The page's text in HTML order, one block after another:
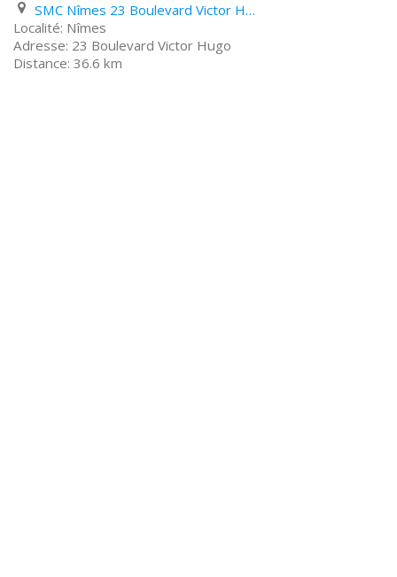
SMC Nîmes 23 Boulevard Victor Hugo
Nîmes
23 Boulevard Victor Hugo
36.6 km